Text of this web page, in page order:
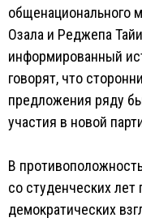
общенационального
Озала и Реджепа
информированный
говорят, что
предложения ряду
участия в новой
В
со студенческих
демократических